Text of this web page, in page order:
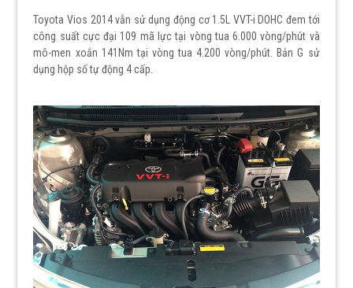
Toyota Vios 2014 vẫn sử dụng động cơ 1.5L VVT-i DOHC đem tới
công suất cực đại 109 mã lực tại vòng tua 6.000 vòng/phút và
mô-men xoắn 141Nm tại vòng tua 4.200 vòng/phút. Bản G sử
dụng hộp số tự động 4 cấp.